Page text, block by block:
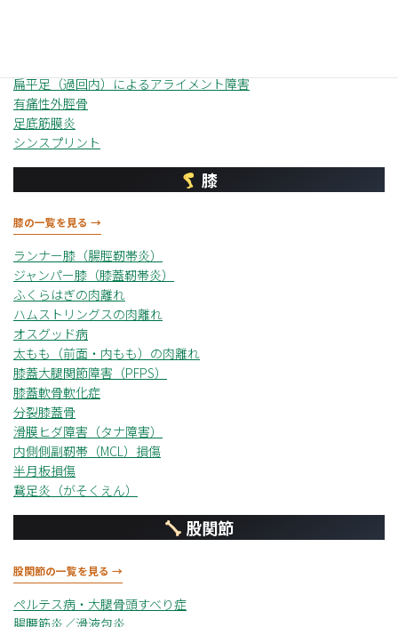
扁平足（過回内）によるアライメント障害
有痛性外脛骨
足底筋膜炎
シンスプリント
膝
膝の一覧を見る →
ランナー膝（腸脛靭帯炎）
ジャンパー膝（膝蓋靭帯炎）
ふくらはぎの肉離れ
ハムストリングスの肉離れ
オスグッド病
太もも（前面・内もも）の肉離れ
膝蓋大腿関節障害（PFPS）
膝蓋軟骨軟化症
分裂膝蓋骨
滑膜ヒダ障害（タナ障害）
内側側副靭帯（MCL）損傷
半月板損傷
鵞足炎（がそくえん）
股関節
股関節の一覧を見る →
ペルテス病・大腿骨頭すべり症
腸腰筋炎／滑液包炎